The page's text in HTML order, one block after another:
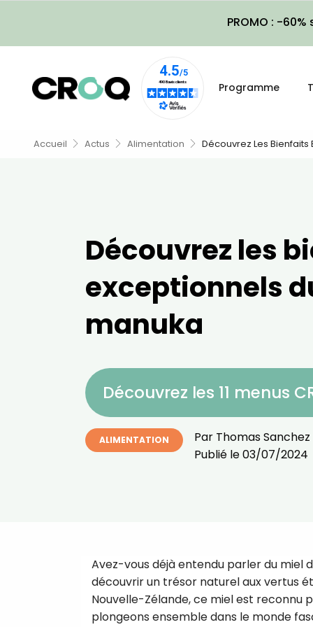
PROMO : -
Programme
Accueil Actus Alimentation Découvrez Les Bienfaits
Découvrez les
exceptionnels
manuka
Découvrez les 11 menus
ALIMENTATION Par Thomas Sanchez
Publié le03/07/2024
Avez-vous déjà entendu parler du miel
découvrir un trésor naturel aux vertus
Nouvelle-Zélande, ce miel est reconnu
plongeons ensemble dans le monde